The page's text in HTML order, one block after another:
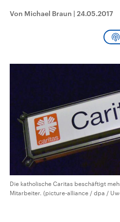
Von Michael Braun | 24.05.2017
Die katholische Caritas beschäftigt
Mitarbeiter. (picture-alliance / dpa /